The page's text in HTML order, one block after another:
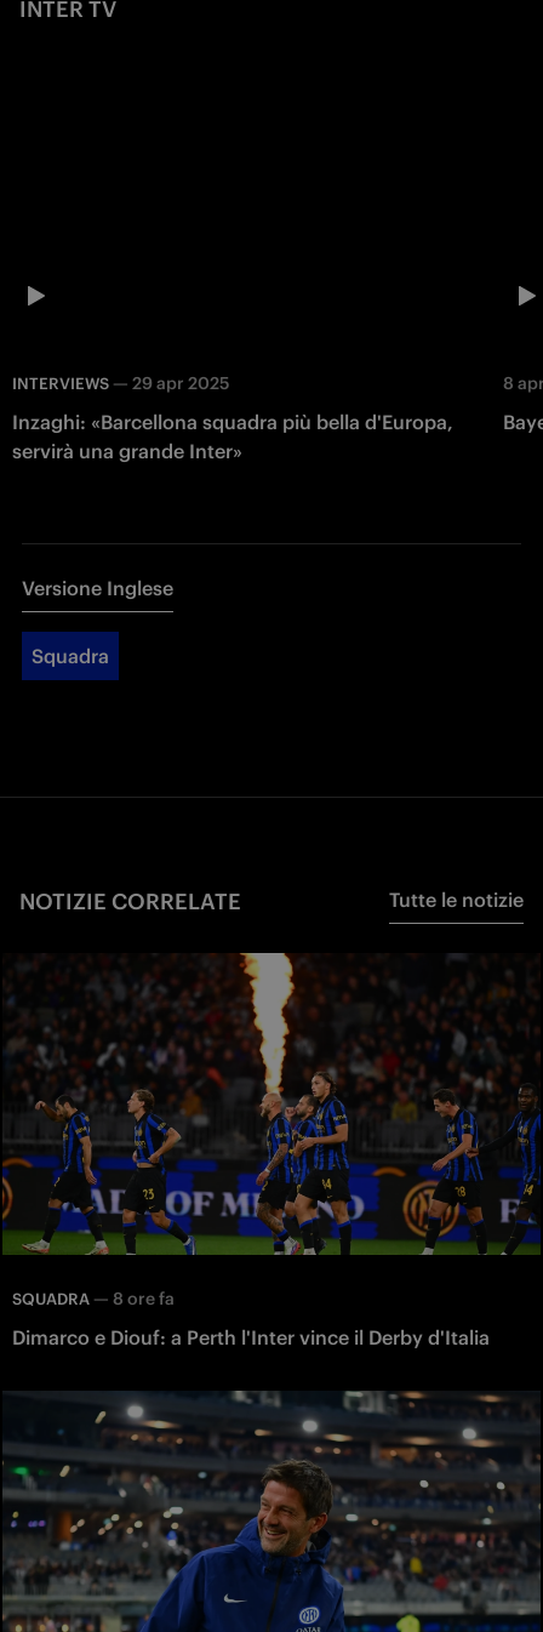
INTER TV
INTERVIEWS — 29 apr 2025
Inzaghi: «Barcellona squadra più bella d'Europa,
servirà una grande Inter»
8
Versione Inglese
Squadra
NOTIZIE CORRELATE Tutte le notizie
SQUADRA — 8 ore fa
Dimarco e Diouf: a Perth l'Inter vince il Derby d'Italia